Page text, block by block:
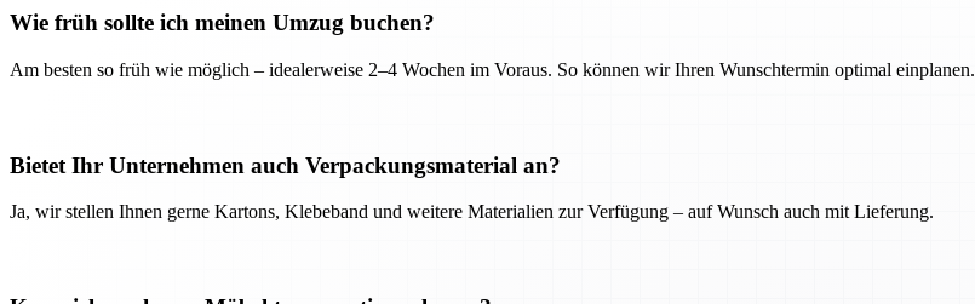
Wie früh sollte ich meinen Umzug buchen?
Am besten so früh wie möglich – idealerweise 2–4 Wochen im Voraus. So können wir Ihren Wunschtermin optimal einplanen.
Bietet Ihr Unternehmen auch Verpackungsmaterial an?
Ja, wir stellen Ihnen gerne Kartons, Klebeband und weitere Materialien zur Verfügung – auf Wunsch auch mit Lieferung.